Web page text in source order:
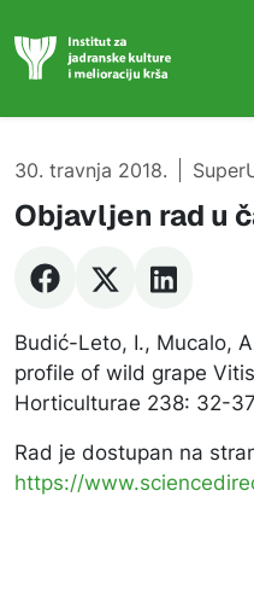
30. travnja 2018.
Objavljen rad u
Budić-Leto, I., Mucalo,
profile of wild grape
Horticulturae 238: 32-37
Rad je dostupan na
https://